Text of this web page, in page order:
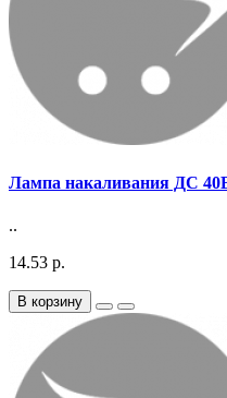
Лампа накаливания ДС
..
14.53 р.
В корзину